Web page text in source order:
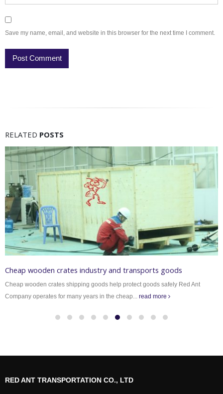
Save my name, email, and website in this browser for the next time I comment.
RELATED POSTS
Cheap wooden crates industry and transports goods
Cheap wooden crates shipping goods help protect goods safely Red Ant
Company operates for many years in the cheap... read more
RED ANT TRANSPORTATION CO., LTD